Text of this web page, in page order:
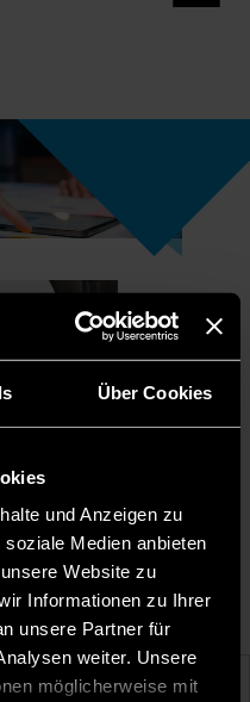
Über Cookies
und Anzeigen zu
Medien anbieten
Website zu
Informationen zu Ihrer
unsere Partner für
weiter. Unsere
möglicherweise mit